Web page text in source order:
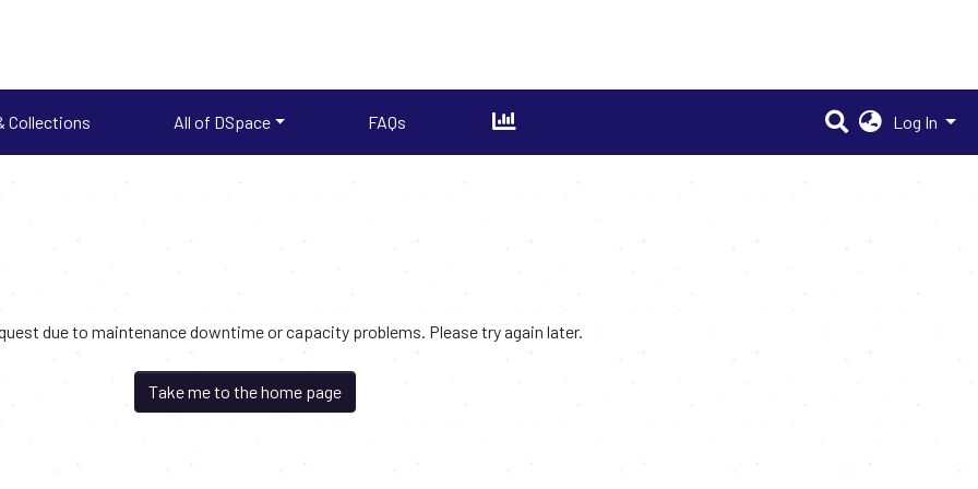
Collections All of DSpace FAQs Log In
due to maintenance downtime or capacity problems. Please try again later.
Take me to the home page